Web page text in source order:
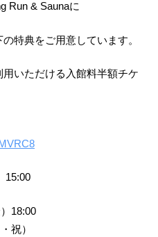
Run & Saunaに
特典をご用意しています。
いただける入館料半額チケ
15:00
18:00
祝）